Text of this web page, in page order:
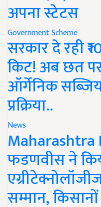
अपना स्टेटस
Government Scheme
सरकार दे रही
किट! अब छत
ऑर्गेनिक
प्रक्रिया..
News
Maharashtra
फडणवीस ने
सम्मान,